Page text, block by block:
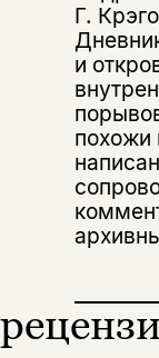
Г.
и
Раз в
о
За
скидку
Этой
нет
Вы
на склад
Эта